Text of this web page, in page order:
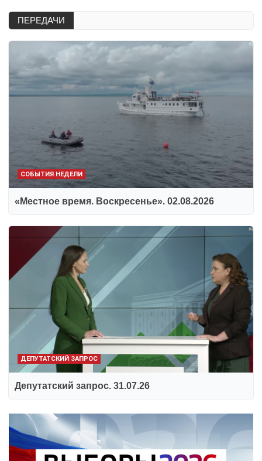
ПЕРЕДАЧИ
СОБЫТИЯ НЕДЕЛИ
«Местное время. Воскресенье». 02.08.2026
ДЕПУТАТСКИЙ ЗАПРОС
Депутатский запрос. 31.07.26